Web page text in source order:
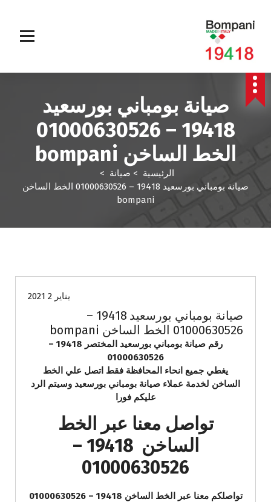
و
ى
صيانة بومباني بورسعيد
19418 – 01000630526
الخط الساخن bompani
الرئيسية > صيانة >
صيانة بومباني بورسعيد 19418 – 01000630526 الخط الساخن
bompani
يناير 2 2021
صيانة بومباني بورسعيد 19418 –
01000630526 الخط الساخن bompani
رقم صيانة بومباني بورسعيد المختصر 19418 –
01000630526
يغطي جميع انحاء المحافظة فقط اتصل علي الخط
الساخن لخدمة عملاء صيانة بومباني بورسعيد وسيتم الرد
عليكم فورا
تواصل معنا عبر الخط
الساخن 19418 –
01000630526
تواصلكم معنا عبر الخط الساخن 19418 – 01000630526